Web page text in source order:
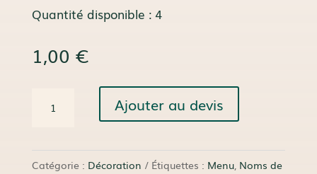
Quantité disponible : 4
1,00 €
Ajouter au devis
Catégorie : Décoration Étiquettes : Menu, Noms de